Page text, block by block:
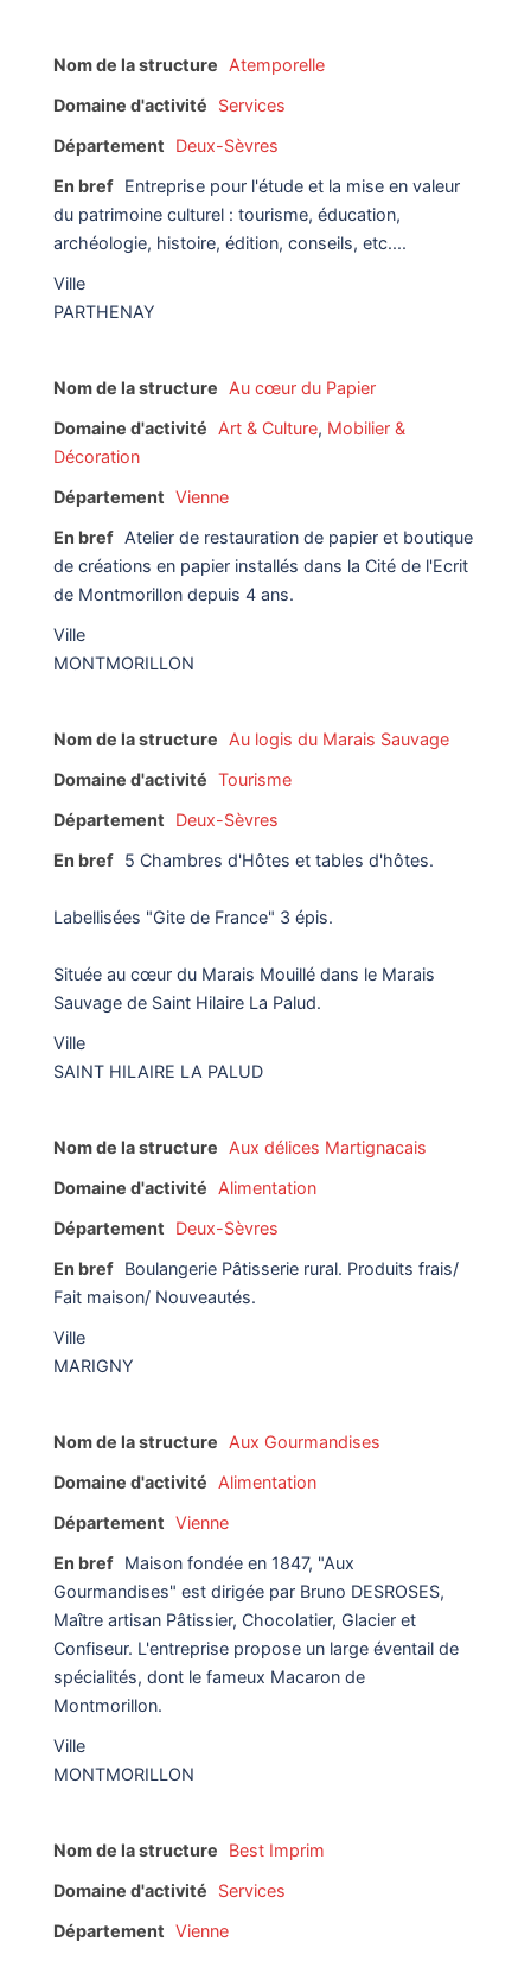
Nom de la structure
Atemporelle
Domaine d'activité
Services
Département
Deux-Sèvres
En bref Entreprise pour l'étude et la mise en valeur
du patrimoine culturel : tourisme, éducation,
archéologie, histoire, édition, conseils, etc....
Ville
PARTHENAY
Nom de la structure
Au cœur du Papier
Domaine d'activité
Art & Culture, Mobilier &
Décoration
Département Vienne
En bref Atelier de restauration de papier et boutique
de créations en papier installés dans la Cité de l'Ecrit
de Montmorillon depuis 4 ans.
Ville
MONTMORILLON
Nom de la structure
Au logis du Marais Sauvage
Domaine d'activité Tourisme
Département
Deux-Sèvres
En bref 5 Chambres d'Hôtes et tables d'hôtes.
Labellisées "Gite de France" 3 épis.
Située au cœur du Marais Mouillé dans le Marais
Sauvage de Saint Hilaire La Palud.
Ville
SAINT HILAIRE LA PALUD
Nom de la structure
Aux délices Martignacais
Domaine d'activité
Alimentation
Département
Deux-Sèvres
En bref Boulangerie Pâtisserie rural. Produits frais/
Fait maison/ Nouveautés.
Ville
MARIGNY
Nom de la structure
Aux Gourmandises
Domaine d'activité
Alimentation
Département Vienne
En bref Maison fondée en 1847, "Aux
Gourmandises" est dirigée par Bruno DESROSES,
Maître artisan Pâtissier, Chocolatier, Glacier et
Confiseur. L'entreprise propose un large éventail de
spécialités, dont le fameux Macaron de
Montmorillon.
Ville
MONTMORILLON
Nom de la structure
Best Imprim
Domaine d'activité
Services
Département Vienne